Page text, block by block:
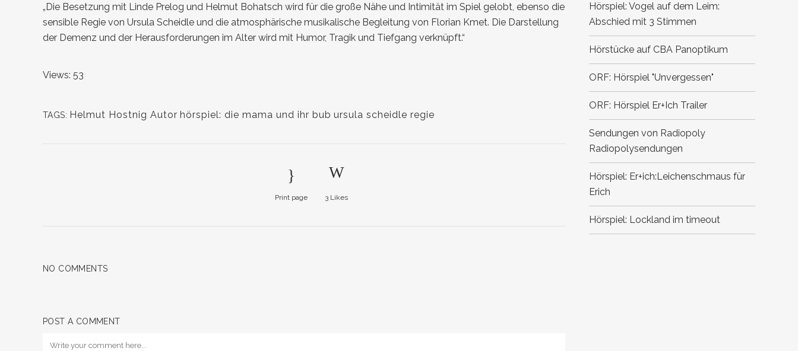
„Die Besetzung mit Linde Prelog und Helmut Bohatsch wird für die große Nähe und Intimität im Spiel gelobt, ebenso die
sensible Regie von Ursula Scheidle und die atmosphärische musikalische Begleitung von Florian Kmet. Die Darstellung
der Demenz und der Herausforderungen im Alter wird mit Humor, Tragik und Tiefgang verknüpft.“
Views: 53
TAGS: Helmut Hostnig Autor hörspiel: die mama und ihr bub ursula scheidle regie
Print page 3 Likes
NO COMMENTS
POST A COMMENT
Hörspiel: Vogel auf dem Leim:
Abschied mit 3 Stimmen
Hörstücke auf CBA Panoptikum
ORF: Hörspiel "Unvergessen"
ORF: Hörspiel Er+Ich Trailer
Sendungen von Radiopoly
Radiopolysendungen
Hörspiel: Er+ich:Leichenschmaus für
Erich
Hörspiel: Lockland im timeout